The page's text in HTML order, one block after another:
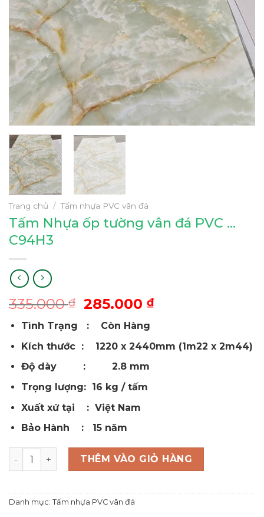
Trang chủ / Tấm nhựa PVC vân đá
Tấm Nhựa ốp tường vân đá PVC …
C94H3
335.000₫
Giá
gốc
là:
335.000 ₫.
285.000₫Giá
là:
Tình Trạng : Còn Hàng
Kích thước : 1220 x 2440mm (1m22 x 2m44)
Độ dày : 2.8 mm
Trọng lượng: 16 kg / tấm
Xuất xứ tại : Việt Nam
Bảo Hành : 15 năm
Tấm Nhựa ốp tường vân đá PVC ...C94H3 số lượng
THÊM VÀO GIỎ HÀNG
Danh mục: Tấm nhựa PVC vân đá